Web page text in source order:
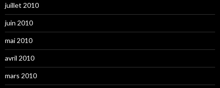
juillet 2010
juin 2010
mai 2010
avril 2010
mars 2010